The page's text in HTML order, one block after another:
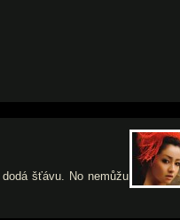
šťávu. No nemůžu